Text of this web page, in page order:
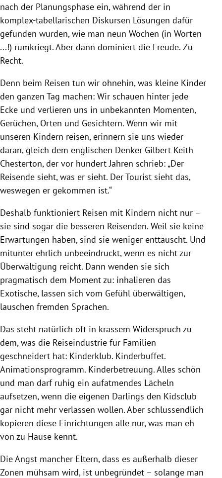
nach der Planungsphase ein, während der in
komplex-tabellarischen Diskursen Lösungen dafür
gefunden wurden, wie man neun Wochen (in Worten
...!) rumkriegt. Aber dann dominiert die Freude. Zu
Recht.
Denn beim Reisen tun wir ohnehin, was kleine Kinder
den ganzen Tag machen: Wir schauen hinter jede
Ecke und verlieren uns in unbekannten Momenten,
Gerüchen, Orten und Gesichtern. Wenn wir mit
unseren Kindern reisen, erinnern sie uns wieder
daran, gleich dem englischen Denker Gilbert Keith
Chesterton, der vor hundert Jahren schrieb: „Der
Reisende sieht, was er sieht. Der Tourist sieht das,
weswegen er gekommen ist.“
Deshalb funktioniert Reisen mit Kindern nicht nur –
sie sind sogar die besseren Reisenden. Weil sie keine
Erwartungen haben, sind sie weniger enttäuscht. Und
mitunter ehrlich unbeeindruckt, wenn es nicht zur
Überwältigung reicht. Dann wenden sie sich
pragmatisch dem Moment zu: inhalieren das
Exotische, lassen sich vom Gefühl überwältigen,
lauschen fremden Sprachen.
Das steht natürlich oft in krassem Widerspruch zu
dem, was die Reiseindustrie für Familien
geschneidert hat: Kinderklub. Kinderbuffet.
Animationsprogramm. Kinderbetreuung. Alles schön
und man darf ruhig ein aufatmendes Lächeln
aufsetzen, wenn die eigenen Darlings den Kidsclub
gar nicht mehr verlassen wollen. Aber schlussendlich
kopieren diese Einrichtungen alle nur, was man eh
von zu Hause kennt.
Die Angst mancher Eltern, dass es außerhalb dieser
Zonen mühsam wird, ist unbegründet – solange man